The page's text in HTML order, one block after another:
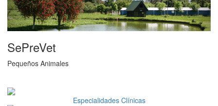
SePreVet
Pequeños Animales
Especialidades Clínicas